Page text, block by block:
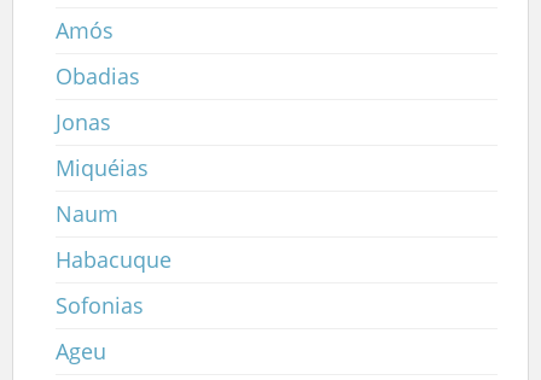
Amós
Obadias
Jonas
Miquéias
Naum
Habacuque
Sofonias
Ageu